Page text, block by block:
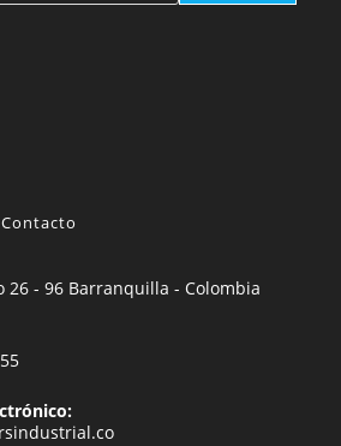
26 - 96 Barranquilla - Colombia
Se